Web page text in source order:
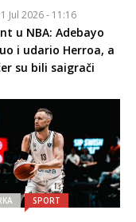
Jul 2026 - 11:16
u NBA: Adebayo
i udario Herroa, a
su bili saigrači
SPORT